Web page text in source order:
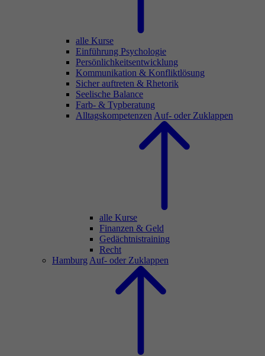
alle Kurse
Einführung Psychologie
Persönlichkeitsentwicklung
Kommunikation & Konfliktlösung
Sicher auftreten & Rhetorik
Seelische Balance
Farb- & Typberatung
Alltagskompetenzen Auf- oder Zuklappen
alle Kurse
Finanzen & Geld
Gedächtnistraining
Recht
Hamburg Auf- oder Zuklappen